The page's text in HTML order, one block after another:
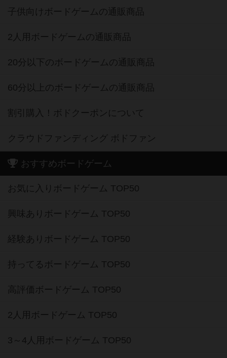
子供向けボードゲームの通販商品
2人用ボードゲームの通販商品
20分以下のボードゲームの通販商品
60分以上のボードゲームの通販商品
割引購入！ボドクーポンについて
クラウドファンディング ボドファン
おすすめボードゲーム
お気に入りボードゲーム TOP50
興味ありボードゲーム TOP50
経験ありボードゲーム TOP50
持ってるボードゲーム TOP50
高評価ボードゲーム TOP50
2人用ボードゲーム TOP50
3～4人用ボードゲーム TOP50